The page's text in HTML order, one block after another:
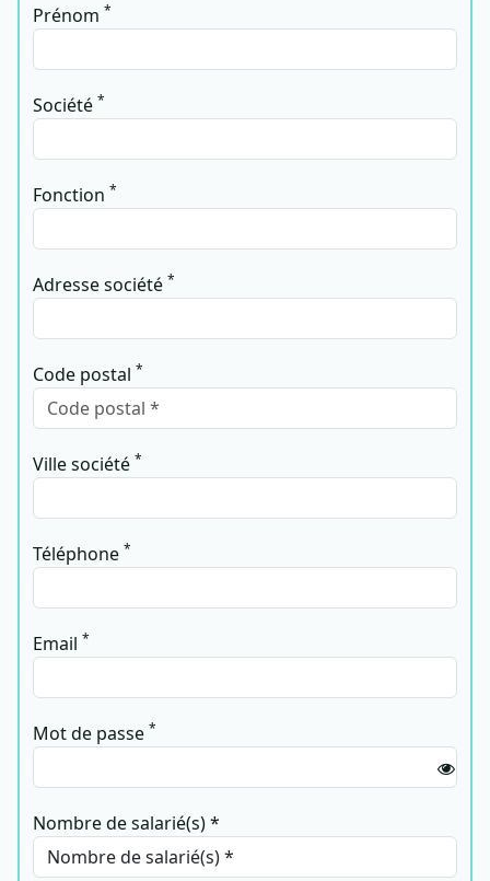
Prénom *
Société *
Fonction *
Adresse société *
Code postal *
Ville société *
Téléphone *
Email *
Mot de passe *
Nombre de salarié(s) *